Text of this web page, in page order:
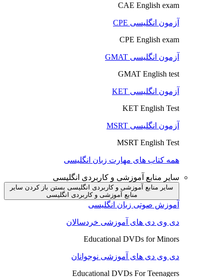
CAE English exam
آزمون انگلیسی CPE
CPE English exam
آزمون انگلیسی GMAT
GMAT English test
آزمون انگلیسی KET
KET English Test
آزمون انگلیسی MSRT
MSRT English Test
همه کتاب های مهارت زبان انگلیسی
سایر منابع آموزشی و کاربردی انگلیسی
سایر منابع آموزشی و کاربردی انگلیسی بستن باز کردن سایر
منابع آموزشی و کاربردی انگلیسی
آموزش صوتی زبان انگلیسی
دی وی دی های آموزشی خردسالان
Educational DVDs for Minors
دی وی دی های آموزشی نوجوانان
Educational DVDs For Teenagers